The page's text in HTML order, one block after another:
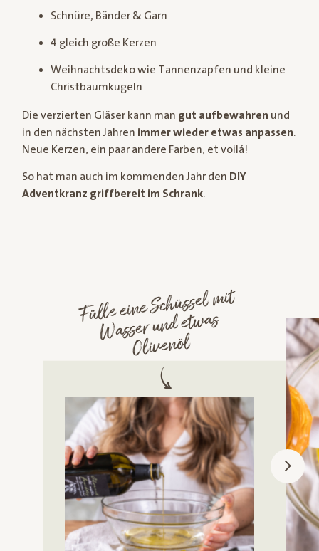
Schnüre, Bänder & Garn
4 gleich große Kerzen
Weihnachtsdeko wie Tannenzapfen und kleine
Christbaumkugeln
Die verzierten Gläser kann man gut aufbewahren und
in den nächsten Jahren immer wieder etwas anpassen.
Neue Kerzen, ein paar andere Farben, et voilá!
So hat man auch im kommenden Jahr den DIY
Adventkranz griffbereit im Schrank.
Fülle eine Schüssel
mit
Wasser und etwas
Olivenöl